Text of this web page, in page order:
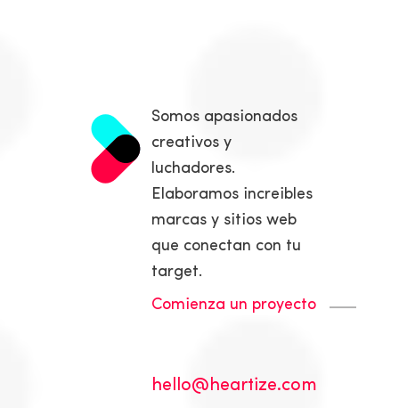
Somos apasionados
creativos y
luchadores.
Elaboramos increibles
marcas y sitios web
que conectan con tu
target.
Comienza un proyecto
moc.ezitraeh@
olleh